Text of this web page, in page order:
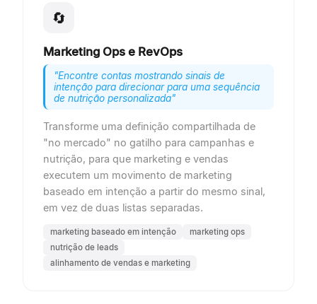
🔄
Marketing Ops e RevOps
"Encontre contas mostrando sinais de
intenção para direcionar para uma sequência
de nutrição personalizada"
Transforme uma definição compartilhada de
"no mercado" no gatilho para campanhas e
nutrição, para que marketing e vendas
executem um movimento de marketing
baseado em intenção a partir do mesmo sinal,
em vez de duas listas separadas.
marketing baseado em intenção
marketing ops
nutrição de leads
alinhamento de vendas e marketing